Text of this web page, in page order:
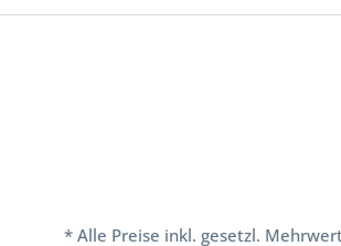
* Alle Preise inkl. gesetzl.